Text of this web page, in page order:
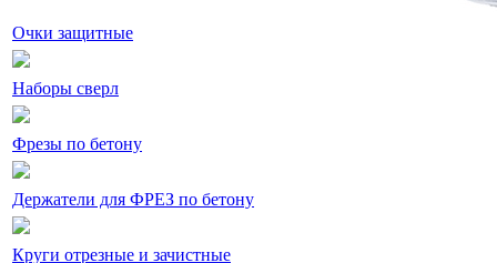
Очки защитные
Наборы сверл
Фрезы по бетону
Держатели для ФРЕЗ по бетону
Круги отрезные и зачистные